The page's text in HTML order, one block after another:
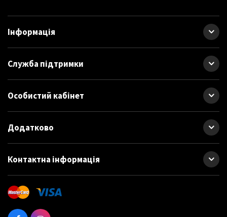
Автомобільний інвертор напруги PULSO/IМU-2024 - пристрій, що
перемінного струму з модифікованою сінусоїдою та вихідною
частотою 50Hz.
Інформація
Служба підтримки
Особистий кабінет
Додатково
Контактна інформація